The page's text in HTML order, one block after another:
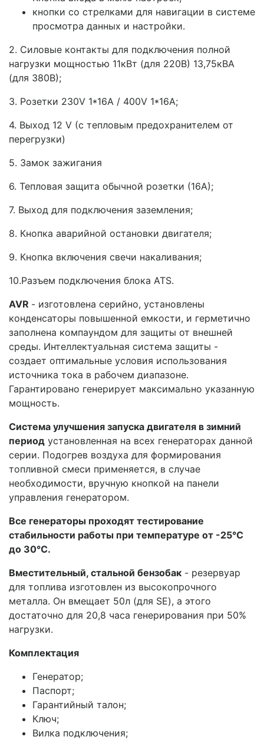
кнопки со стрелками для навигации в системе
просмотра данных и настройки.
2. Силовые контакты для подключения полной
нагрузки мощностью 11кВт (для 220В) 13,75кВА
(для 380В);
3. Розетки 230V 1*16A / 400V 1*16A;
4. Выход 12 V (с тепловым предохранителем от
перегрузки)
5. Замок зажигания
6. Тепловая защита обычной розетки (16А);
7. Выход для подключения заземления;
8. Кнопка аварийной остановки двигателя;
9. Кнопка включения свечи накаливания;
10.Разъем подключения блока ATS.
AVR - изготовлена серийно, установлены
конденсаторы повышенной емкости, и герметично
заполнена компаундом для защиты от внешней
среды. Интеллектуальная система защиты -
создает оптимальные условия использования
источника тока в рабочем диапазоне.
Гарантировано генерирует максимально указанную
мощность.
Система улучшения запуска двигателя в зимний
период установленная на всех генераторах данной
серии. Подогрев воздуха для формирования
топливной смеси применяется, в случае
необходимости, вручную кнопкой на панели
управления генератором.
Все генераторы проходят тестирование
стабильности работы при температуре от -25°С
до 30°С.
Вместительный, стальной бензобак - резервуар
для топлива изготовлен из высокопрочного
металла. Он вмещает 50л (для SE), а этого
достаточно для 20,8 часа генерирования при 50%
нагрузки.
Комплектация
Генератор;
Паспорт;
Гарантийный талон;
Ключ;
Вилка подключения;